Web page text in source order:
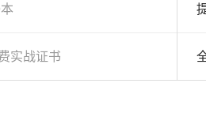
实战证书